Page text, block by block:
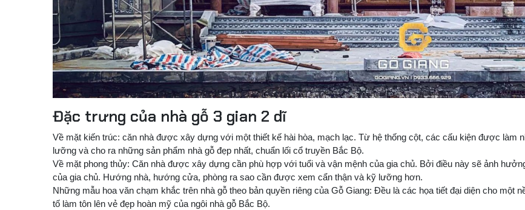
Đặc trưng của nhà gỗ 3 gian 2 dĩ
Về mặt kiến trúc: căn nhà được xây dựng với một thiết kế hài hòa, mạch lạc. Từ hệ thống cột, các cấu kiện được làm
lưỡng và cho ra những sản phẩm nhà gỗ đẹp nhất, chuẩn lối cổ truyền Bắc Bộ.
Về mặt phong thủy: Căn nhà được xây dựng cần phù hợp với tuổi và vận mệnh của gia chủ. Bởi điều này sẽ ảnh
của gia chủ. Hướng nhà, hướng cửa, phòng ra sao cần được xem cẩn thận và kỹ lưỡng hơn.
Những mẫu hoa văn chạm khắc trên nhà gỗ theo bản quyền riêng của Gỗ Giang: Đều là các họa tiết đại diện cho một
tố làm tôn lên vẻ đẹp hoàn mỹ của ngôi nhà gỗ Bắc Bộ.